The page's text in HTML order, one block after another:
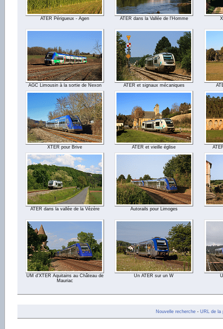
ATER Périgueux - Agen ATER dans la Vallée de l'Homme
AGC Limousin à la sortie de Nexon ATER et signaux mécaniques
XTER pour Brive ATER et vieille église
ATER dans la vallée de la Vézère Autorails pour Limoges
UM d'XTER Aquitains au Château de
Mauriac
Un ATER sur un W
Nouvelle recherche- URL de la